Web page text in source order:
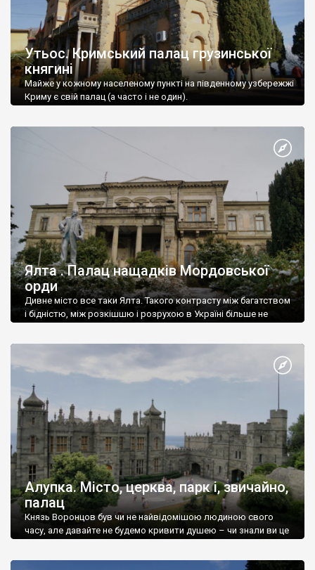
Утьос. Кримський палац грузинської
княгині
Майже у кожному населеному пункті на південному узбережжі
Криму є свій палац (а часто і не один).
Ялта . Палац нащадків Мордовської
орди
Дивне місто все таки Ялта. Такого контрасту між багатством
і бідністю, між розкішшю і розрухою в Україні більше не
Алупка. Місто, церква, парк і, звичайно,
палац
Князь Воронцов був чи не найвідомішою людиною свого
часу, але давайте не будемо кривити душею – чи знали ви це